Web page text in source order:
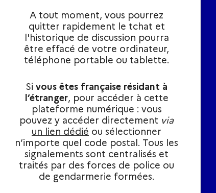
A tout moment, vous pourrez
quitter rapidement le tchat et
l'historique de discussion pourra
être effacé de votre ordinateur,
téléphone portable ou tablette.​
Si vous êtes française résidant à
l’étranger, pour accéder à cette
plateforme numérique : vous
pouvez y accéder directement via
un lien dédié ou sélectionner
n’importe quel code postal. Tous les
signalements sont centralisés et
traités par des forces de police ou
de gendarmerie formées.